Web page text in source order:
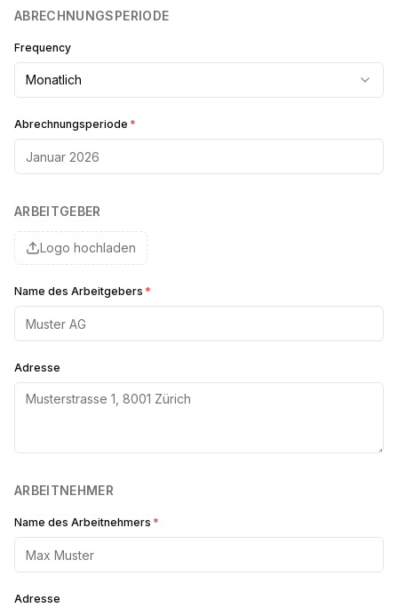
ABRECHNUNGSPERIODE
Frequency
Monatlich
Abrechnungsperiode *
ARBEITGEBER
Logo hochladen
Name des Arbeitgebers *
Adresse
ARBEITNEHMER
Name des Arbeitnehmers *
Adresse